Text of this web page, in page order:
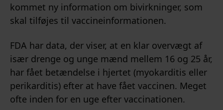
kommet ny information om bivirkninger, som
skal tilføjes til vaccineinformationen.
FDA har data, der viser, at en klar overvægt af
især drenge og unge mænd mellem 16 og 25 år,
har fået betændelse i hjertet (myokarditis eller
perikarditis) efter at have fået vaccinen. Meget
ofte inden for en uge efter vaccinationen.